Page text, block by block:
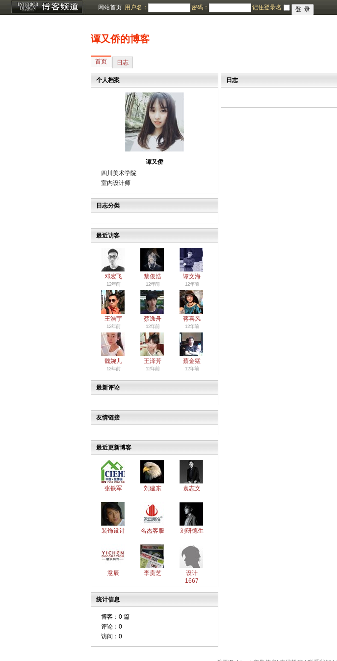
网站首页 用户名： 密码： 记住登录名
谭又侨的博客
首页 日志
个人档案
谭又侨
四川美术学院
室内设计师
日志分类
最近访客
邓宏飞
12年前
黎俊浩
12年前
谭文海
12年前
王浩宇
12年前
蔡逸舟
12年前
蒋喜风
12年前
魏婉儿
12年前
王泽芳
12年前
蔡金猛
12年前
最新评论
友情链接
最近更新博客
张铁军 刘建东 袁志文
装饰设计 名杰客服 刘研德生
意辰 李贵芝
设计
1667
统计信息
博客： 0 篇
评论： 0
访问： 0
日志